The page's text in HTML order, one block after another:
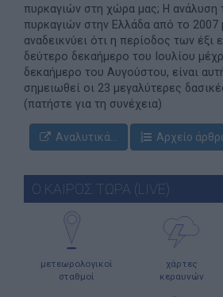
πυρκαγιών στη χώρα μας; Η ανάλυση
πυρκαγιών στην Ελλάδα από το 2007
αναδεικνύει ότι η περίοδος των
δεύτερο δεκαήμερο του Ιουλίου
δεκαήμερο του Αυγούστου, είναι
σημειωθεί οι 23 μεγαλύτερες
(πατήστε για τη συνέχεια)
Αναλυτικά... Αρχείο
Ο ΚΑΙΡΟΣ ΤΩΡΑ (LIVE)
μετεωρολογικοί
σταθμοί
χάρτες
κεραυνών